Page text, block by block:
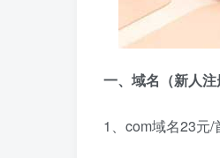
一、域名（新人注
1、com域名23元/